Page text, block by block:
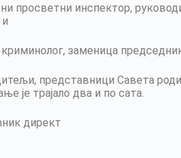
просветни инспектор,
заменица
представници Савета
је трајало два и по сата.
директ